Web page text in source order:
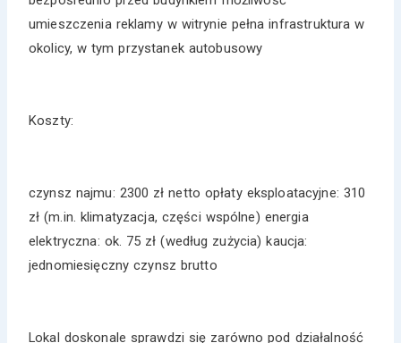
umieszczenia reklamy w witrynie pełna infrastruktura w
okolicy, w tym przystanek autobusowy
Koszty:
czynsz najmu: 2300 zł netto opłaty eksploatacyjne: 310
zł (m.in. klimatyzacja, części wspólne) energia
elektryczna: ok. 75 zł (według zużycia) kaucja:
jednomiesięczny czynsz brutto
Lokal doskonale sprawdzi się zarówno pod działalność